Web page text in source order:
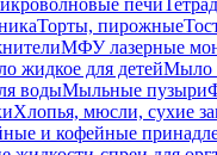
печи
Торты, пирожные
МФУ лазерные
жидкое для детейМыло
водыМыльные пузыри
Хлопья, мюсли, сухие
и кофейные